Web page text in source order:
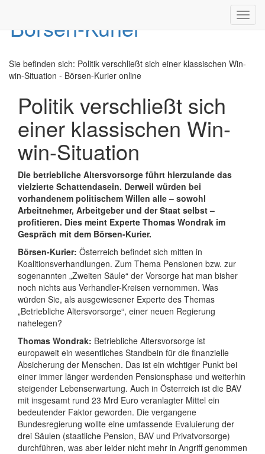
Sie befinden sich: Politik verschließt sich einer klassischen Win-
win-Situation - Börsen-Kurier online
Politik verschließt sich
einer klassischen Win-
win-Situation
Die betriebliche Altersvorsorge führt hierzulande das
vielzierte Schattendasein. Derweil würden bei
vorhandenem politischem Willen alle – sowohl
Arbeitnehmer, Arbeitgeber und der Staat selbst –
profitieren. Dies meint Experte Thomas Wondrak im
Gespräch mit dem Börsen-Kurier.
Börsen-Kurier: Österreich befindet sich mitten in
Koalitionsverhandlungen. Zum Thema Pensionen bzw. zur
sogenannten „Zweiten Säule“ der Vorsorge hat man bisher
noch nichts aus Verhandler-Kreisen vernommen. Was
würden Sie, als ausgewiesener Experte des Themas
„Betriebliche Altersvorsorge“, einer neuen Regierung
nahelegen?
Thomas Wondrak: Betriebliche Altersvorsorge ist
europaweit ein wesentliches Standbein für die finanzielle
Absicherung der Menschen. Das ist ein wichtiger Punkt bei
einer immer länger werdenden Pensionsphase und weiterhin
steigender Lebenserwartung. Auch in Österreich ist die BAV
mit insgesamt rund 23 Mrd Euro veranlagter Mittel ein
bedeutender Faktor geworden. Die vergangene
Bundesregierung wollte eine umfassende Evaluierung der
drei Säulen (staatliche Pension, BAV und Privatvorsorge)
durchführen, was aber leider nicht mehr in Angriff genommen